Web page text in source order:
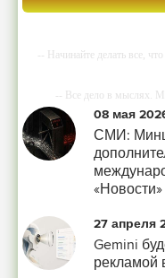
-- Начинайте делать все,
-- Все дело в мыслях.
управлять. И поэтому
-- Идите уверенно по
вы
-- Самое большое
-- Лучшее, что можно
ушей. Он никогда не
-- Люблю давать
08 мая
СМИ:
«Новости»
27 апреля
Gemini
рекламой